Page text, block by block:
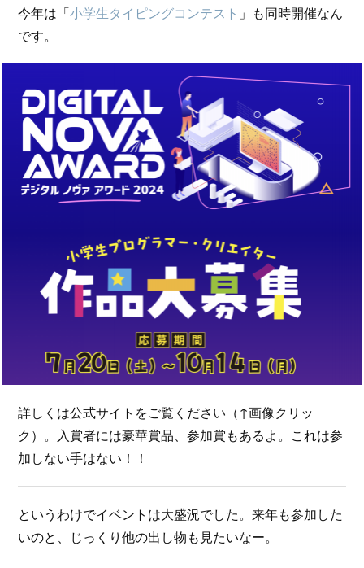
今年は「小学生タイピングコンテスト 」も同時開催なん
です。
詳しくは公式サイトをご覧ください（↑画像クリッ
ク）。入賞者には豪華賞品、参加賞もあるよ。これは参
加しない手はない！！
というわけでイベントは大盛況でした。来年も参加した
いのと、じっくり他の出し物も見たいなー。